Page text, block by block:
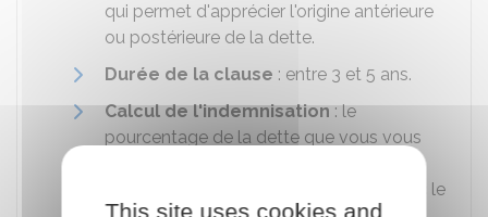
qui permet d'apprécier l'origine antérieure
ou postérieure de la dette.
Durée de la clause : entre 3 et 5 ans.
Calcul de l'indemnisation: le
pourcentage de la dette que vous vous
pourcentage peut être décroissant avec le
This site uses cookies and